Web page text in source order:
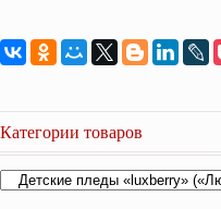
Категории товаров